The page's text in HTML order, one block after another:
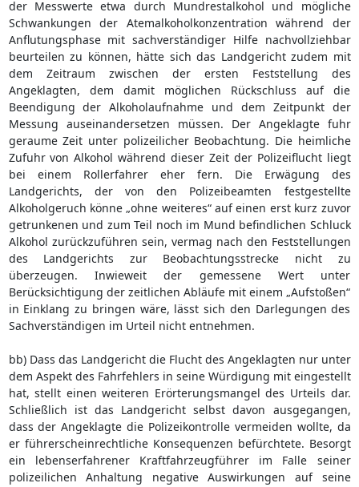
der Messwerte etwa durch Mundrestalkohol und mögliche
Schwankungen der Atemalkoholkonzentration während der
Anflutungsphase mit sachverständiger Hilfe nachvollziehbar
beurteilen zu können, hätte sich das Landgericht zudem mit
dem Zeitraum zwischen der ersten Feststellung des
Angeklagten, dem damit möglichen Rückschluss auf die
Beendigung der Alkoholaufnahme und dem Zeitpunkt der
Messung auseinandersetzen müssen. Der Angeklagte fuhr
geraume Zeit unter polizeilicher Beobachtung. Die heimliche
Zufuhr von Alkohol während dieser Zeit der Polizeiflucht liegt
bei einem Rollerfahrer eher fern. Die Erwägung des
Landgerichts, der von den Polizeibeamten festgestellte
Alkoholgeruch könne „ohne weiteres“ auf einen erst kurz zuvor
getrunkenen und zum Teil noch im Mund befindlichen Schluck
Alkohol zurückzuführen sein, vermag nach den Feststellungen
des Landgerichts zur Beobachtungsstrecke nicht zu
überzeugen. Inwieweit der gemessene Wert unter
Berücksichtigung der zeitlichen Abläufe mit einem „Aufstoßen“
in Einklang zu bringen wäre, lässt sich den Darlegungen des
Sachverständigen im Urteil nicht entnehmen.
bb) Dass das Landgericht die Flucht des Angeklagten nur unter
dem Aspekt des Fahrfehlers in seine Würdigung mit eingestellt
hat, stellt einen weiteren Erörterungsmangel des Urteils dar.
Schließlich ist das Landgericht selbst davon ausgegangen,
dass der Angeklagte die Polizeikontrolle vermeiden wollte, da
er führerscheinrechtliche Konsequenzen befürchtete. Besorgt
ein lebenserfahrener Kraftfahrzeugführer im Falle seiner
polizeilichen Anhaltung negative Auswirkungen auf seine